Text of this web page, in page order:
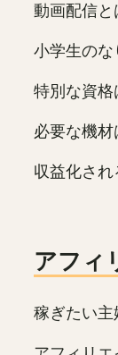
動画配信と
小学生のな
特別な資格
必要な機
収益化さ
アフィ
稼ぎたい主